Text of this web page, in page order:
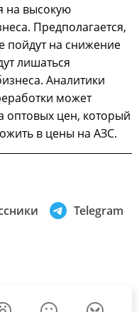
на высокую
Предполагается,
пойдут на снижение
лишаться
Аналитики
может
оптовых цен, который
в цены на АЗС.
Telegram